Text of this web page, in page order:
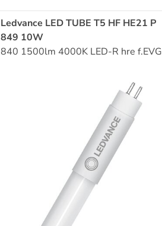
Ledvance LED TUBE T5 HF HE21 P
849 10W
840 1500lm 4000K LED-R hre f.EVG